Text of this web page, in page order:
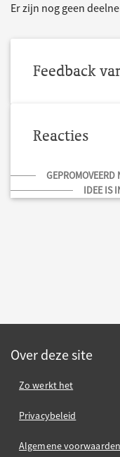
Er zijn nog geen
Feedback
Reacties
IDEE IS
Over deze site
Zo werkt het
Privacybeleid
Algemene voorwaarden